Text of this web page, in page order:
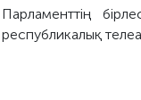
Парламенттің
республикалық